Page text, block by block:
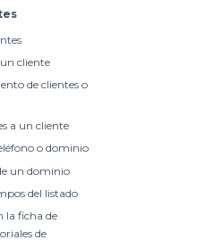
cliente
de clientes o
a un cliente
o dominio
un dominio
del listado
la ficha de
de